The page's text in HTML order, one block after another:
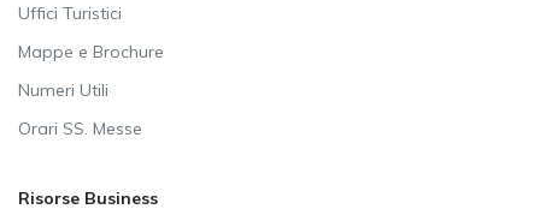
Uffici Turistici
Mappe e Brochure
Numeri Utili
Orari SS. Messe
Risorse Business